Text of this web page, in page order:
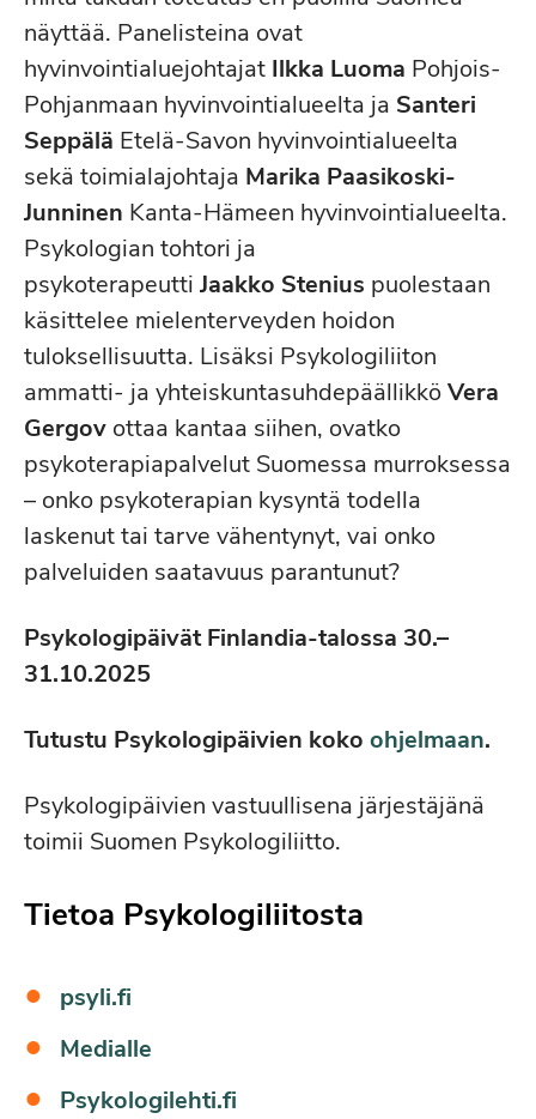
näyttää. Panelisteina ovat
hyvinvointialuejohtajat Ilkka Luoma Pohjois-
Pohjanmaan hyvinvointialueelta ja Santeri
Seppälä Etelä-Savon hyvinvointialueelta
sekä toimialajohtaja Marika Paasikoski-
Junninen Kanta-Hämeen hyvinvointialueelta.
Psykologian tohtori ja
psykoterapeutti Jaakko Stenius puolestaan
käsittelee mielenterveyden hoidon
tuloksellisuutta. Lisäksi Psykologiliiton
ammatti- ja yhteiskuntasuhdepäällikköVera
Gergov ottaa kantaa siihen, ovatko
psykoterapiapalvelut Suomessa murroksessa
– onko psykoterapian kysyntä todella
laskenut tai tarve vähentynyt, vai onko
palveluiden saatavuus parantunut?
Psykologipäivät Finlandia-talossa 30.–
31.10.2025
Tutustu Psykologipäivien koko ohjelmaan.
Psykologipäivien vastuullisena järjestäjänä
toimii Suomen Psykologiliitto.
Tietoa Psykologiliitosta
psyli.fi
Medialle
Psykologilehti.fi